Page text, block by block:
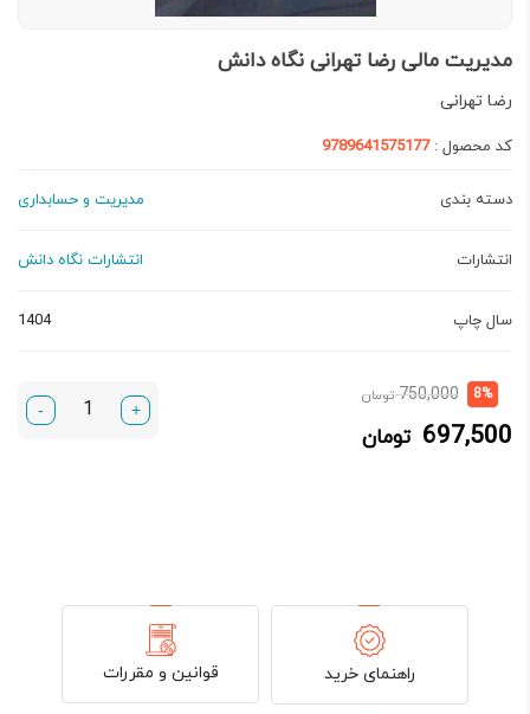
مدیریت مالی رضا تهرانی نگاه دانش
رضا تهرانی
کد محصول :9789641575177
دسته بندی مدیریت و حسابداری
انتشارات انتشارات نگاه دانش
سال چاپ 1404
8%
750,000 تومانقیمت
697,500 تومان
قیمت
697,500 تومان.
+
-
راهنمای خرید قوانین و مقررات